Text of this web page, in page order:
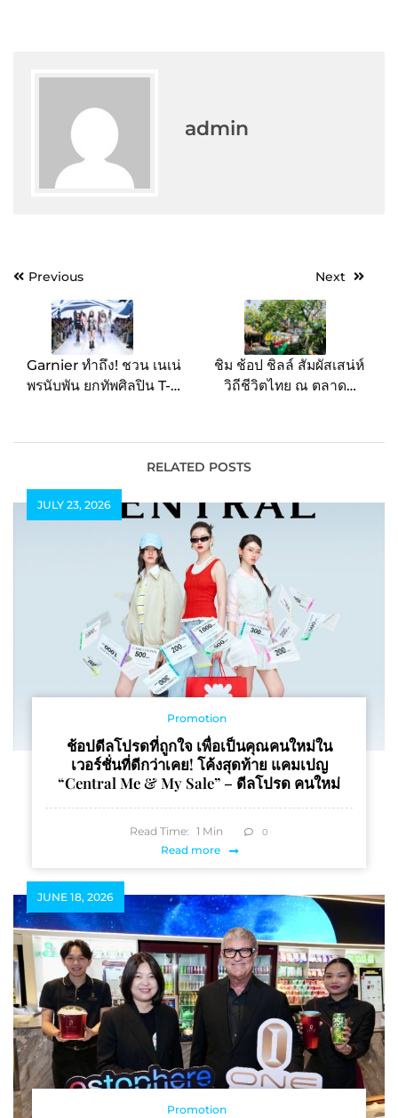
admin
PostPrevious
Garnier ทำถึง! ชวน เนเน่
พรนับพัน ยกทัพศิลปิน T-
POP STREET ใจกลาง
Next
ชิม ช้อป ชิลล์ สัมผัสเสน่ห์
วิถีชีวิตไทย ณ ตลาดน้ำ
RELATED POSTS
JULY 23, 2026
Promotion
ช้อปดีลโปรดที่ถูกใจ เพื่อเป็นคุณคนใหม่ใน
เวอร์ชั่นที่ดีกว่าเคย! โค้งสุดท้าย แคมเปญ
“Central Me & My Sale” – ดีลโปรด คนใหม่
Read Time: 1 Min 0
Read more
JUNE 18, 2026
Promotion